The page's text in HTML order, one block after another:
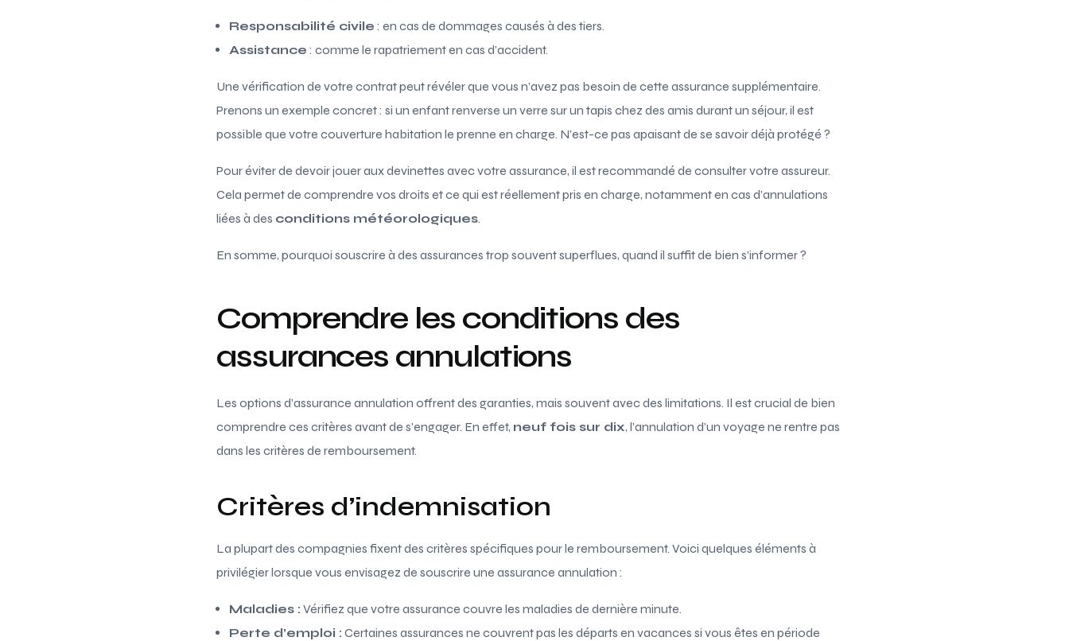
Responsabilité civile : en cas de dommages causés à des tiers.
Assistance : comme le rapatriement en cas d’accident.
Une vérification de votre contrat peut révéler que vous n’avez pas besoin de cette assurance supplémentaire.
Prenons un exemple concret : si un enfant renverse un verre sur un tapis chez des amis durant un séjour, il est
possible que votre couverture habitation le prenne en charge. N’est-ce pas apaisant de se savoir déjà protégé ?
Pour éviter de devoir jouer aux devinettes avec votre assurance, il est recommandé de consulter votre assureur.
Cela permet de comprendre vos droits et ce qui est réellement pris en charge, notamment en cas d’annulations
liées à des conditions météorologiques.
En somme, pourquoi souscrire à des assurances trop souvent superflues, quand il suffit de bien s’informer ?
Comprendre les conditions des
assurances annulations
Les options d’assurance annulation offrent des garanties, mais souvent avec des limitations. Il est crucial de bien
comprendre ces critères avant de s’engager. En effet, neuf fois sur dix, l’annulation d’un voyage ne rentre pas
dans les critères de remboursement.
Critères d’indemnisation
La plupart des compagnies fixent des critères spécifiques pour le remboursement. Voici quelques éléments à
privilégier lorsque vous envisagez de souscrire une assurance annulation :
Maladies : Vérifiez que votre assurance couvre les maladies de dernière minute.
Perte d’emploi : Certaines assurances ne couvrent pas les départs en vacances si vous êtes en période